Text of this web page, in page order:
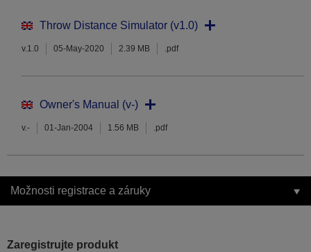
Throw Distance Simulator (v1.0)
v.1.0 05-May-2020 2.39 MB .pdf
Owner's Manual (v-)
v.- 01-Jan-2004 1.56 MB .pdf
Možnosti registrace a záruky
Zaregistrujte produkt